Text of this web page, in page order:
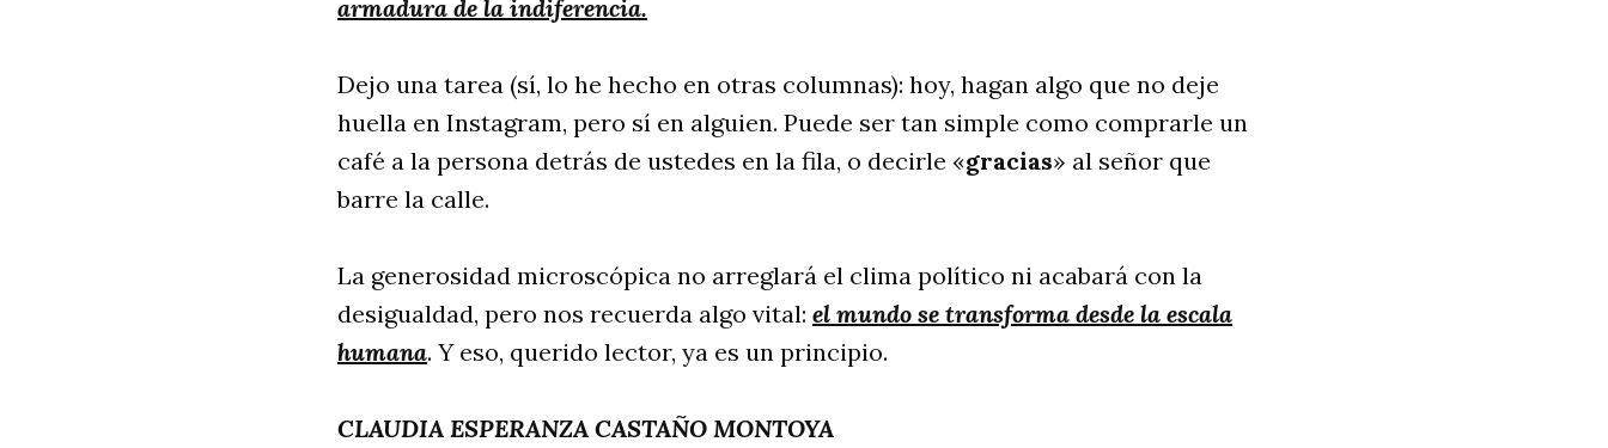
armadura de la indiferencia.
Dejo una tarea (sí, lo he hecho en otras columnas): hoy, hagan algo que no deje
huella en Instagram, pero sí en alguien. Puede ser tan simple como comprarle un
café a la persona detrás de ustedes en la fila, o decirle «gracias» al señor que
barre la calle.
La generosidad microscópica no arreglará el clima político ni acabará con la
desigualdad, pero nos recuerda algo vital: el mundo se transforma desde la escala
humana. Y eso, querido lector, ya es un principio.
CLAUDIA ESPERANZA CASTAÑO MONTOYA